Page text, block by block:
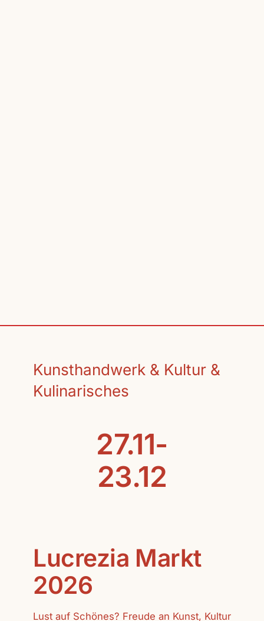
Kunsthandwerk & Kultur &
Kulinarisches
27.11-
23.12
Lucrezia Markt
2026
Lust auf Schönes? Freude an Kunst, Kultur